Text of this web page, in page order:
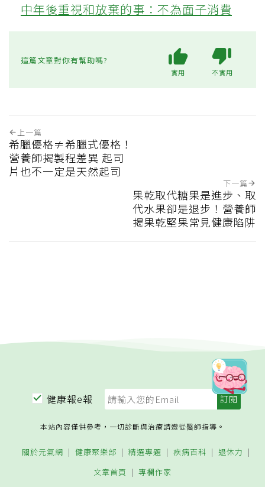
中年後重視和放棄的事：不為面子消費
這篇文章對你有幫助嗎?
實用 不實用
上一篇
希臘優格≠希臘式優格！
營養師揭製程差異 起司
片也不一定是天然起司
下一篇
果乾取代糖果是進步、取
代水果卻是退步！營養師
揭果乾堅果常見健康陷阱
健康報e報
本站內容僅供參考，一切診斷與治療請遵從醫師指導。
關於元氣網 健康聚樂部 精選專題 疾病百科
退休力
文章首頁
專欄作家